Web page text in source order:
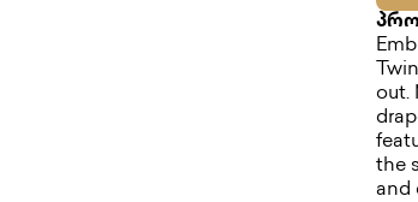
out.
the
and